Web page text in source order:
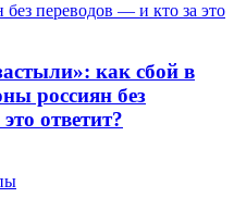
как сбой в
россиян без
ответит?